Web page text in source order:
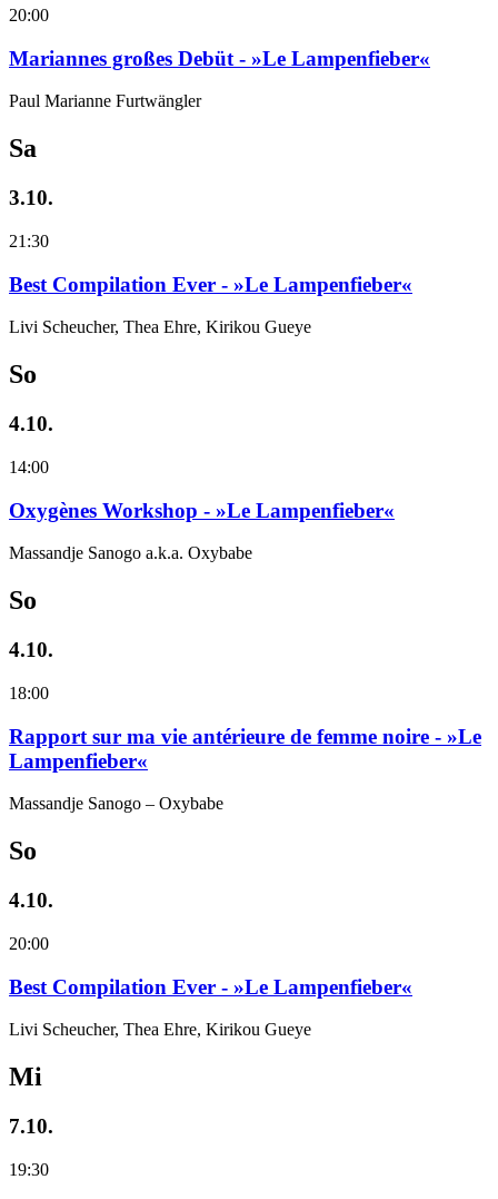
20:00
Mariannes großes Debüt - »Le Lampenfieber«
Paul Marianne Furtwängler
Sa
3.10.
21:30
Best Compilation Ever - »Le Lampenfieber«
Livi Scheucher, Thea Ehre, Kirikou Gueye
So
4.10.
14:00
Oxygènes Workshop - »Le Lampenfieber«
Massandje Sanogo a.k.a. Oxybabe
So
4.10.
18:00
Rapport sur ma vie antérieure de femme noire - »Le
Lampenfieber«
Massandje Sanogo – Oxybabe
So
4.10.
20:00
Best Compilation Ever - »Le Lampenfieber«
Livi Scheucher, Thea Ehre, Kirikou Gueye
Mi
7.10.
19:30